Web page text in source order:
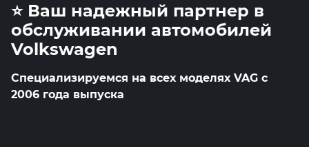
⭐️ Ваш надежный партнер в
обслуживании автомобилей
Volkswagen
Специализируемся на всех моделях VAG с
2006 года выпуска